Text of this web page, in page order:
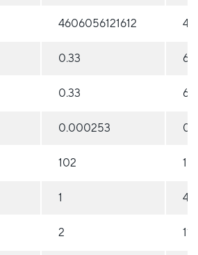
4606056121612
0.33 6.6
0.33 6.6
0.000253
102
1 4.5
2 11